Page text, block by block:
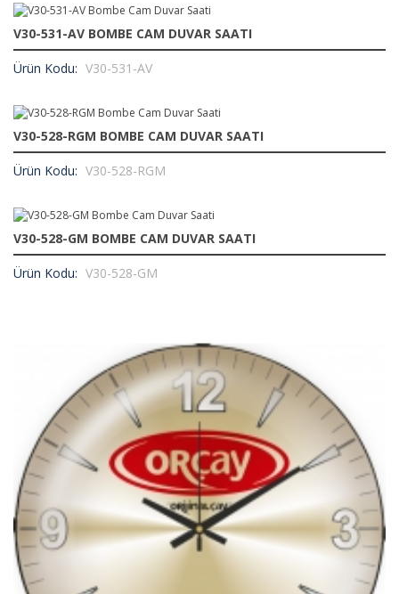
V30-531-AV BOMBE CAM DUVAR SAATI
Ürün Kodu: V30-531-AV
V30-528-RGM BOMBE CAM DUVAR SAATI
Ürün Kodu: V30-528-RGM
V30-528-GM BOMBE CAM DUVAR SAATI
Ürün Kodu: V30-528-GM